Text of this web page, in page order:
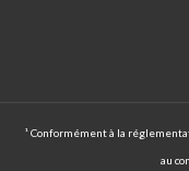
¹ Conformément à la
au